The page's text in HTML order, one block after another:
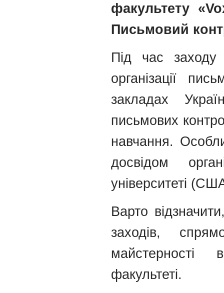
факультету
Письмовий
Під час
організації
закладах
письмових
навчання.
досвідом
університеті
Варто
заходів,
майстерності
факультеті.